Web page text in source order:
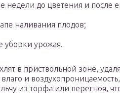
недели до цветения и после
наливания плодов;
уборки урожая.
в приствольной зоне,
и
из торфа или перегноя,